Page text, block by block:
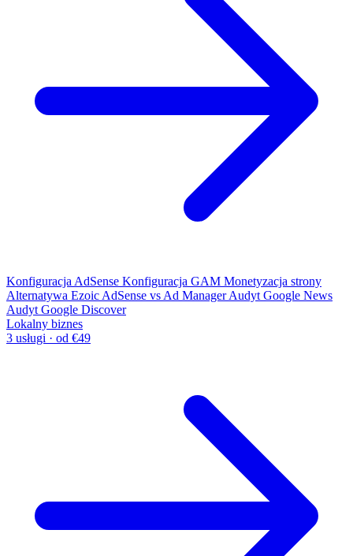
Konfiguracja AdSense Konfiguracja GAM Monetyzacja strony
Alternatywa Ezoic AdSense vs Ad Manager Audyt Google News
Audyt Google Discover
Lokalny biznes
3 usługi · od €49